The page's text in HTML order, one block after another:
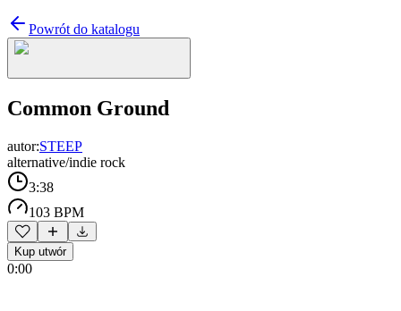
Powrót do katalogu
Common Ground
autor:STEEP
alternative/indie rock
3:38
103 BPM
Kup utwór
0:00